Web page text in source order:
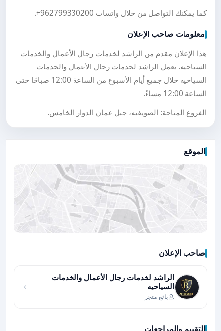
كما يمكنك التواصل من خلال واتساب +962799330200
.
معلومات صاحب الإعلان
هذا الإعلان مقدم من الراشد لخدمات رجال الأعمال والخدمات
السياحيه. يعمل الراشد لخدمات رجال الأعمال والخدمات
السياحيه خلال جميع أيام الأسبوع من الساعة 12:00 صباحًا حتى
الساعة 12:00 مساءً.
الفروع المتاحة: الصويفيه، جبل عمان الدوار الخامس.
الموقع
صاحب الإعلان
الراشد لخدمات رجال الأعمال والخدمات
السياحيه
بائع متجر
التقييم والمراجعات